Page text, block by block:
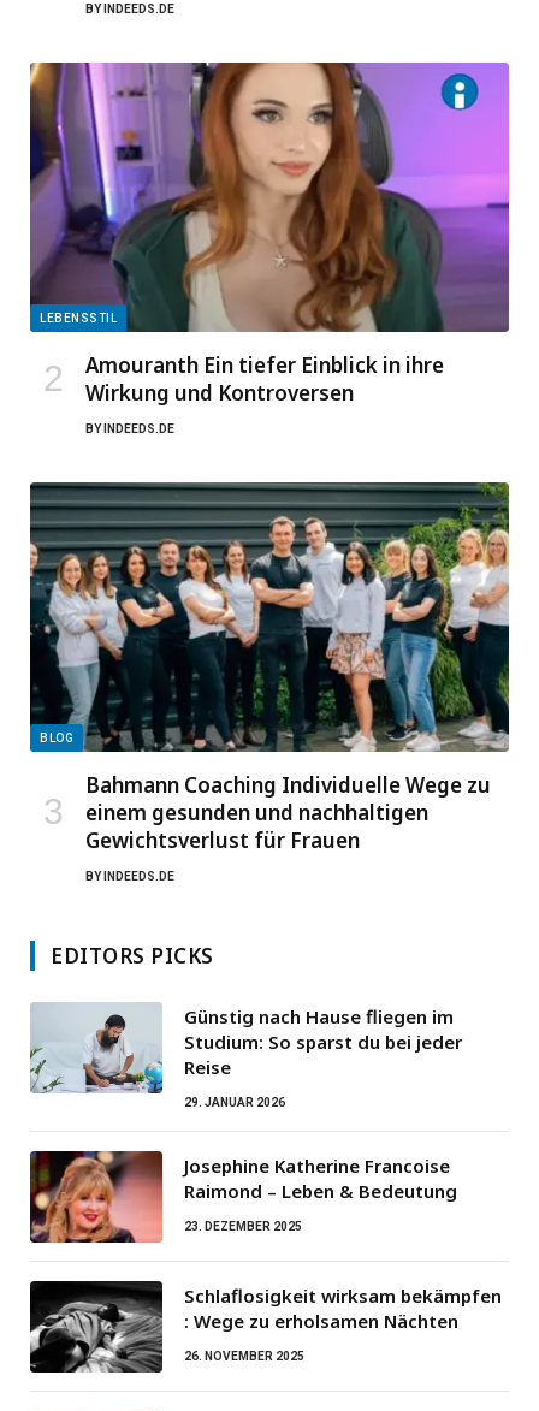
BY INDEEDS.DE
LEBENSSTIL
Amouranth Ein tiefer Einblick in ihre
Wirkung und Kontroversen
BY INDEEDS.DE
BLOG
Bahmann Coaching Individuelle Wege zu
einem gesunden und nachhaltigen
Gewichtsverlust für Frauen
BY INDEEDS.DE
EDITORS PICKS
Günstig nach Hause fliegen im
Studium: So sparst du bei jeder
Reise
29. JANUAR 2026
Josephine Katherine Francoise
Raimond – Leben & Bedeutung
23. DEZEMBER 2025
Schlaflosigkeit wirksam bekämpfen
: Wege zu erholsamen Nächten
26. NOVEMBER 2025